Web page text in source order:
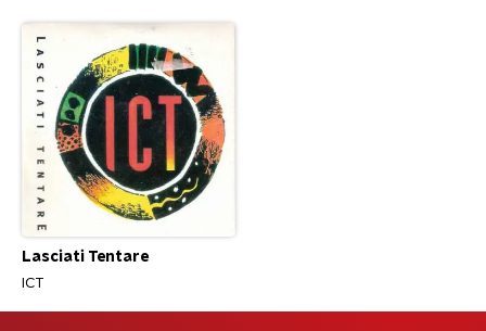
Lasciati Tentare
ICT